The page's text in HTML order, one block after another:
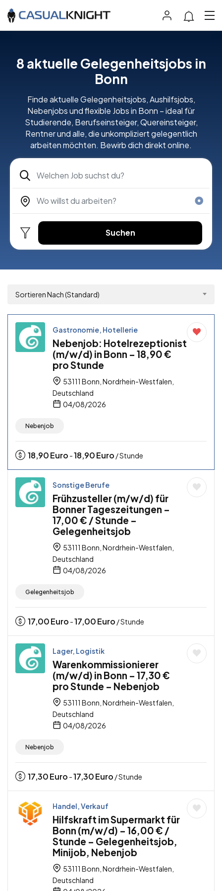
8 aktuelle Gelegenheitsjobs in
Bonn
Finde aktuelle Gelegenheitsjobs, Aushilfsjobs,
Nebenjobs und flexible Jobs in Bonn – ideal für
Studierende, Berufseinsteiger, Quereinsteiger,
Rentner und alle, die unkompliziert gelegentlich
arbeiten möchten. Bewirb dich direkt online.
Suchen
Sortieren Nach (Standard)
Gastronomie, Hotellerie
Nebenjob: Hotelrezeptionist
(m/w/d) in Bonn – 18,90 €
pro Stunde
53111 Bonn, Nordrhein-Westfalen,
Deutschland
04/08/2026
Nebenjob
18,90Euro -18,90Euro / Stunde
Sonstige Berufe
Frühzusteller (m/w/d) für
Bonner Tageszeitungen –
17,00 € / Stunde –
Gelegenheitsjob
53111 Bonn, Nordrhein-Westfalen,
Deutschland
04/08/2026
Gelegenheitsjob
17,00Euro -17,00Euro / Stunde
Lager, Logistik
Warenkommissionierer
(m/w/d) in Bonn – 17,30 €
pro Stunde – Nebenjob
53111 Bonn, Nordrhein-Westfalen,
Deutschland
04/08/2026
Nebenjob
17,30Euro -17,30Euro / Stunde
Handel, Verkauf
Hilfskraft im Supermarkt für
Bonn (m/w/d) – 16,00 € /
Stunde – Gelegenheitsjob,
Minijob, Nebenjob
53111 Bonn, Nordrhein-Westfalen,
Deutschland